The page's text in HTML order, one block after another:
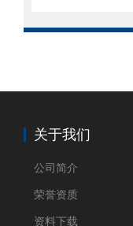
关于我们
公司简介
荣誉资质
资料下载